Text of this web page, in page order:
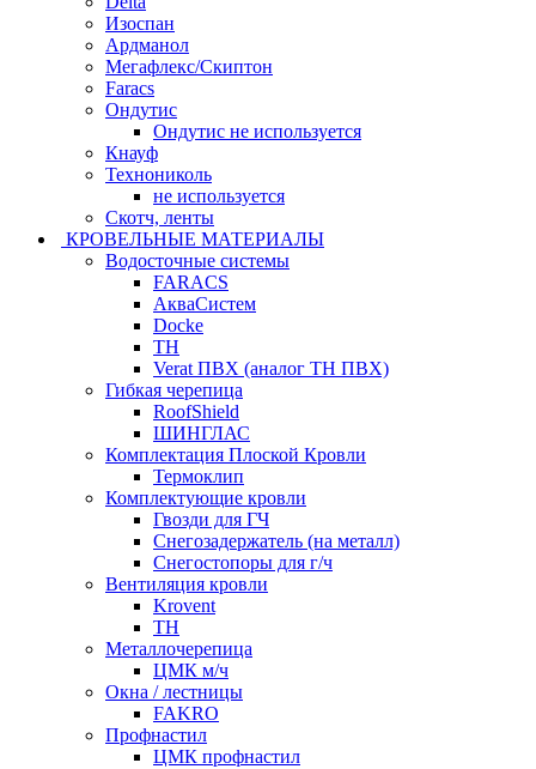
Изоспан
Ардманол
Мегафлекс/Скиптон
Faracs
Ондутис
Ондутис не используется
Кнауф
Технониколь
не используется
Скотч, ленты
КРОВЕЛЬНЫЕ МАТЕРИАЛЫ
Водосточные системы
FARACS
АкваСистем
Docke
ТН
Verat ПВХ (аналог ТН ПВХ)
Гибкая черепица
RoofShield
ШИНГЛАС
Комплектация Плоской Кровли
Термоклип
Комплектующие кровли
Гвозди для ГЧ
Снегозадержатель (на металл)
Снегостопоры для г/ч
Вентиляция кровли
Krovent
ТН
Металлочерепица
ЦМК м/ч
Окна / лестницы
FAKRO
Профнастил
ЦМК профнастил